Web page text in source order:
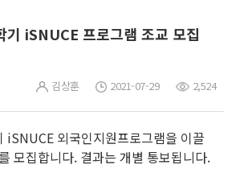
iSNUCE 프로그램 조교 모집
김상훈 2021-07-29 2,524
iSNUCE 외국인지원프로그램을 이끌
모집합니다. 결과는 개별 통보됩니다.